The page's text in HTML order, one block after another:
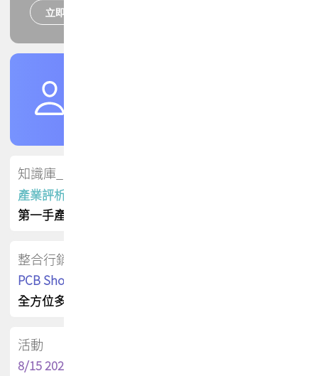
立即報名
知識庫_會員專屬
產業評析報告
第一手產業資訊
整合行銷
PCB Shop 採購指南
全方位多元曝光方案
活動
8/15 2026 TPCA健康盃保齡球聯誼賽